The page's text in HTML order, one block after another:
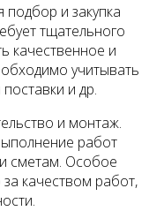
и закупка
тщательного
качественное и
учитывать
и др.
и монтаж.
работ
сметам. Особое
качеством работ,